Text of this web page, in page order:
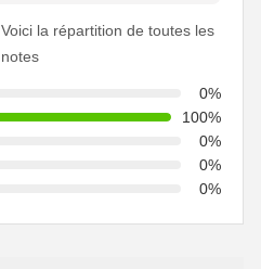
Voici la répartition de toutes les
notes
0%
100%
0%
0%
0%